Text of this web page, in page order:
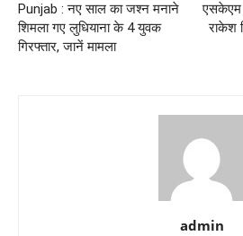
Punjab : नए साल का जश्न मनाने
शिमला गए लुधियाना के 4 युवक
गिरफ्तार, जानें मामला
एसकेएम
राकेश
admin